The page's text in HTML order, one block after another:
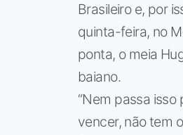
Brasileiro e, por
quinta-feira, no
ponta, o meia
baiano.
“Nem passa
vencer, não tem